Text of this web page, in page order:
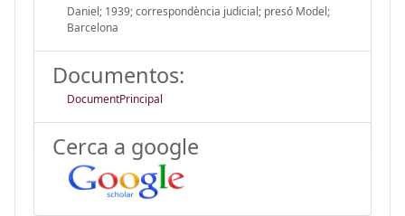
Daniel; 1939; correspondència judicial; presó Model;
Barcelona
Documentos:
DocumentPrincipal
Cerca a google